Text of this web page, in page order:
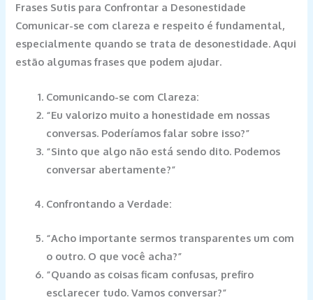
Frases Sutis para Confrontar a Desonestidade
Comunicar-se com clareza e respeito é fundamental,
especialmente quando se trata de desonestidade. Aqui
estão algumas frases que podem ajudar.
Comunicando-se com Clareza:
“Eu valorizo muito a honestidade em nossas
conversas. Poderíamos falar sobre isso?”
“Sinto que algo não está sendo dito. Podemos
conversar abertamente?”
Confrontando a Verdade:
“Acho importante sermos transparentes um com
o outro. O que você acha?”
“Quando as coisas ficam confusas, prefiro
esclarecer tudo. Vamos conversar?”